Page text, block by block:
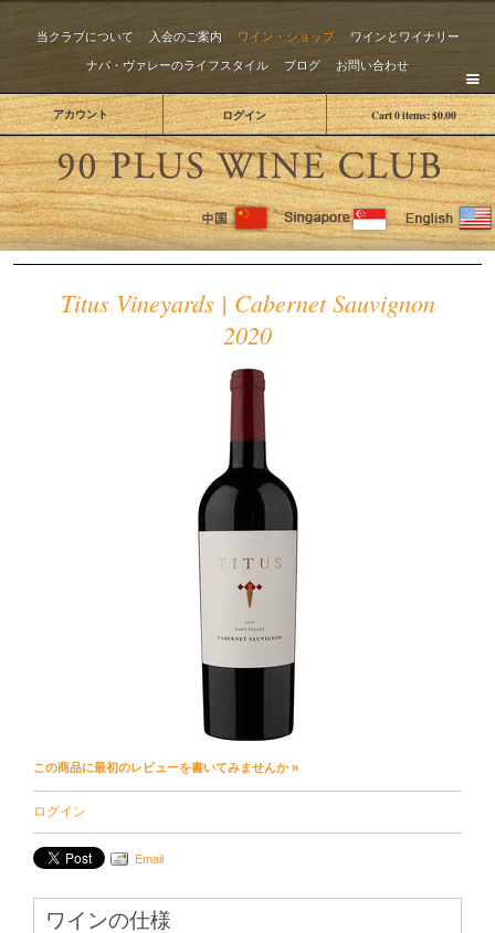
当クラブについて 入会のご案内 ワイン・ショップ
ワインとワイナリー
ナパ・ヴァレーのライフスタイル
ブログ お問い合わせ
Cart0items:$0.00
アカウント ログイン
The
Titus Vineyards | Cabernet Sauvignon
2020
この商品に最初のレビューを書いてみませんか »
ログイン
Email
ワインの仕様